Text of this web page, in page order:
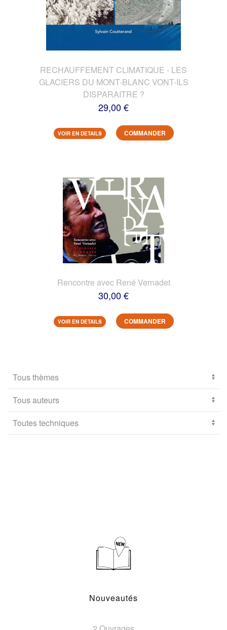
RECHAUFFEMENT CLIMATIQUE - LES
GLACIERS DU MONT-BLANC VONT-ILS
DISPARAITRE ?
29,00 €
VOIR EN DETAILS COMMANDER
Rencontre avec René Vernadet
30,00 €
VOIR EN DETAILS COMMANDER
Nouveautés